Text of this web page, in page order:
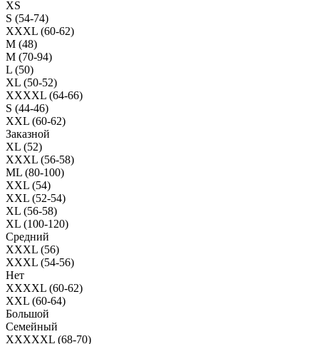
XS
S (54-74)
XXXL (60-62)
M (48)
M (70-94)
L (50)
XL (50-52)
XXXXL (64-66)
S (44-46)
XXL (60-62)
Заказной
XL (52)
XXXL (56-58)
ML (80-100)
XXL (54)
XXL (52-54)
XL (56-58)
XL (100-120)
Средний
XXXL (56)
XXXL (54-56)
Нет
XXXXL (60-62)
XXL (60-64)
Большой
Семейный
XXXXXL (68-70)